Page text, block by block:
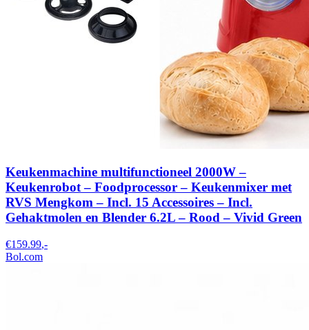
Keukenmachine multifunctioneel 2000W –
Keukenrobot – Foodprocessor – Keukenmixer met
RVS Mengkom – Incl. 15 Accessoires – Incl.
Gehaktmolen en Blender 6.2L – Rood – Vivid Green
€159.99,-
Bol.com